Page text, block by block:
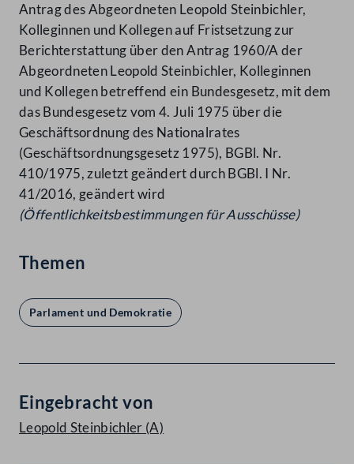
Antrag des Abgeordneten Leopold Steinbichler,
Kolleginnen und Kollegen auf Fristsetzung zur
Berichterstattung über den Antrag 1960/A der
Abgeordneten Leopold Steinbichler, Kolleginnen
und Kollegen betreffend ein Bundesgesetz, mit dem
das Bundesgesetz vom 4. Juli 1975 über die
Geschäftsordnung des Nationalrates
(Geschäftsordnungsgesetz 1975), BGBl. Nr.
410/1975, zuletzt geändert durch BGBl. I Nr.
41/2016, geändert wird
(Öffentlichkeitsbestimmungen für Ausschüsse)
Themen
Parlament und Demokratie
Eingebracht von
Leopold Steinbichler (A)